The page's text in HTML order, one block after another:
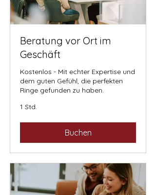
Beratung vor Ort im
Geschäft
Kostenlos - Mit echter Expertise und
dem guten Gefühl, die perfekten
Ringe gefunden zu haben.
1 Std.
Buchen